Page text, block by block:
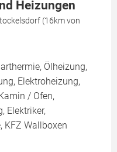
Heizungen
(16km von
Ölheizung,
Elektroheizung,
/ Ofen,
Elektriker,
KFZ Wallboxen